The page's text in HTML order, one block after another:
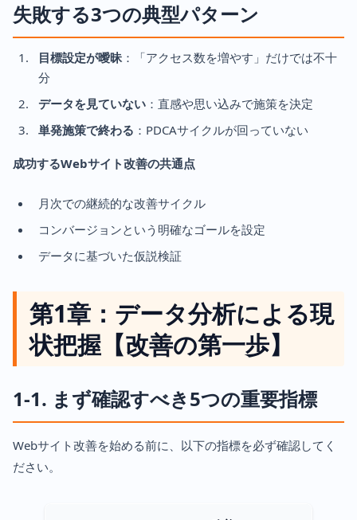
失敗する3つの典型パターン
目標設定が曖昧 ：「アクセス数を増やす」だけでは不十
分
データを見ていない ：直感や思い込みで施策を決定
単発施策で終わる ：PDCAサイクルが回っていない
成功するWebサイト改善の共通点
月次での継続的な改善サイクル
コンバージョンという明確なゴールを設定
データに基づいた仮説検証
第1章：データ分析による現
状把握【改善の第一歩】
1-1. まず確認すべき5つの重要指標
Webサイト改善を始める前に、以下の指標を必ず確認してく
ださい。